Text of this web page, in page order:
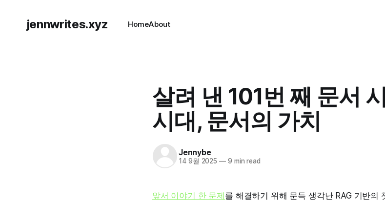
jennwrites.xyz HomeAbout
살려 낸 101번 째 문서
시대, 문서의 가치
Jennybe
14 9월 2025 — 9 min read
앞서 이야기 한 문제 를 해결하기 위해 문득 생각난 RAG 기반의